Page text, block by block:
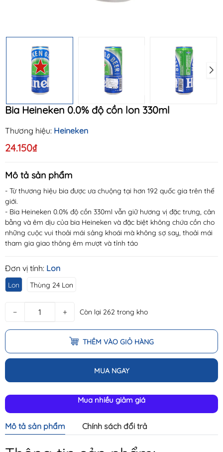
Bia Heineken 0.0% độ cồn lon 330ml
Thương hiệu: Heineken
24.150₫
Mô tả sản phẩm
- Từ thương hiệu bia được ưa chuộng tại hơn 192 quốc gia trên thế
giới.
- Bia Heineken 0.0% độ cồn 330ml vẫn giữ hương vị đặc trưng, cân
bằng và êm dịu của bia Heineken và đặc biệt không chứa cồn cho
những cuộc vui thoải mái sảng khoái mà không sợ say, thoải mái
tham gia giao thông êm mượt và tỉnh táo
Đơn vị tính: Lon
Lon Thùng 24 Lon
− + Còn lại 262 trong kho
THÊM VÀO GIỎ HÀNG
MUA NGAY
Mua nhiều giảm giá
Mã khuyến mãi:
Điều kiện:
Mô tả sản phẩm Chính sách đổi trả